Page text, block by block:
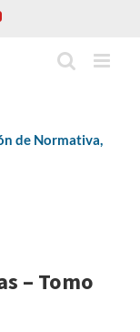
YouTube
de Normativa,
– Tomo